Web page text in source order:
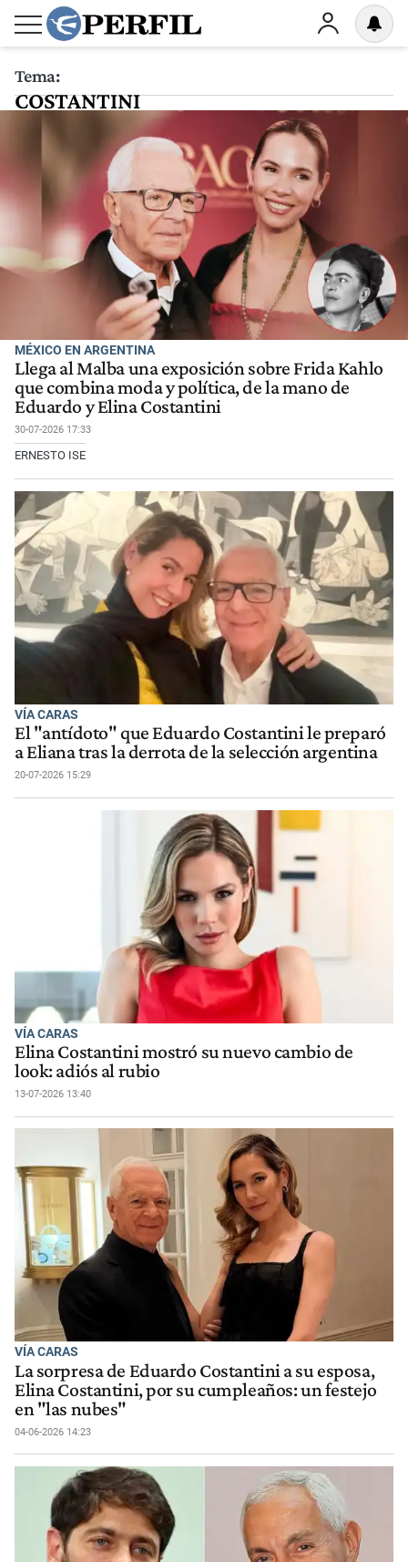
Tema:
COSTANTINI
MÉXICO EN ARGENTINA
Llega al Malba una exposición sobre Frida Kahlo
que combina moda y política, de la mano de
Eduardo y Elina Costantini
30-07-2026 17:33
ERNESTO ISE
VÍA CARAS
El "antídoto" que Eduardo Costantini le preparó
a Eliana tras la derrota de la selección argentina
20-07-2026 15:29
VÍA CARAS
Elina Costantini mostró su nuevo cambio de
look: adiós al rubio
13-07-2026 13:40
VÍA CARAS
La sorpresa de Eduardo Costantini a su esposa,
Elina Costantini, por su cumpleaños: un festejo
en "las nubes"
04-06-2026 14:23